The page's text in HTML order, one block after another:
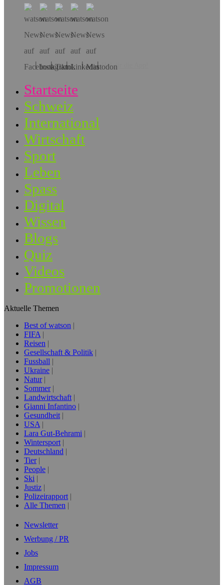
Hol dir die App!
Startseite
Schweiz
International
Wirtschaft
Sport
Leben
Spass
Digital
Wissen
Blogs
Quiz
Videos
Promotionen
Aktuelle Themen
Best of watson
FIFA
Reisen
Gesellschaft & Politik
Fussball
Ukraine
Natur
Sommer
Landwirtschaft
Gianni Infantino
Gesundheit
USA
Lara Gut-Behrami
Wintersport
Deutschland
Tier
People
Ski
Justiz
Polizeirapport
Alle Themen
Newsletter
Werbung / PR
Jobs
Impressum
AGB